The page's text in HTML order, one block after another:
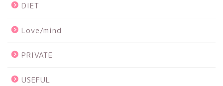
DIET
Love/mind
PRIVATE
USEFUL